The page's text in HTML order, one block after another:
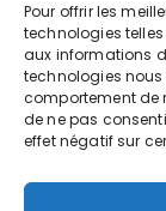
Pour offrir les
technologies
aux informations
technologies nous
comportement de
de ne pas
effet négatif sur
*